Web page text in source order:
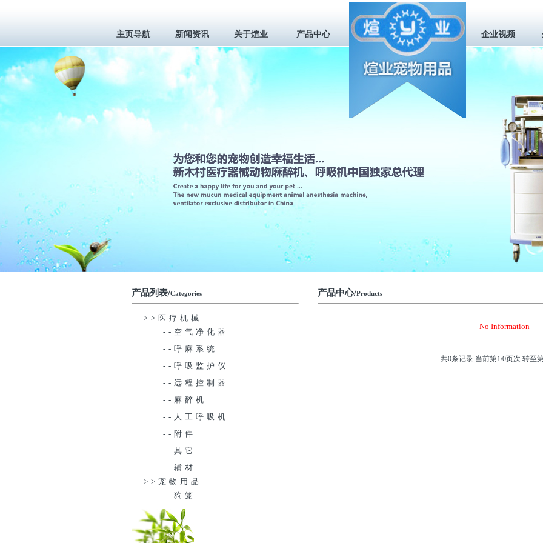
主页导航 新闻资讯 关于煊业 产品中心 企业视频
产品列表/Categories
>>医疗机械
--空气净化器
--呼麻系统
--呼吸监护仪
--远程控制器
--麻醉机
--人工呼吸机
--附件
--其它
--辅材
>>宠物用品
--狗笼
产品中心/Products
No Information
共0条记录 当前第1/0页次 转至